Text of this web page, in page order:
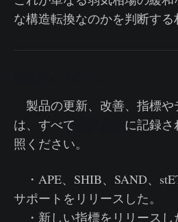
な構造転換なのかを判断する
製品の更新、改善、指標や
は、すべて
に記録さ
照ください。
・APE、SHIB、SAND、
サポートをリリースした。
・新しい指標をリリースし